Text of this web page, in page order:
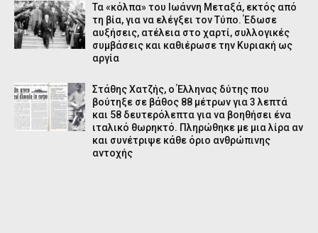
Τα «κόλπα» του Ιωάννη Μεταξά, εκτός από
τη βία, για να ελέγξει τον Τύπο. Έδωσε
αυξήσεις, ατέλεια στο χαρτί, συλλογικές
συμβάσεις και καθιέρωσε την Κυριακή ως
αργία
Στάθης Χατζής, ο Έλληνας δύτης που
βούτηξε σε βάθος 88 μέτρων για 3 λεπτά
και 58 δευτερόλεπτα για να βοηθήσει ένα
ιταλικό θωρηκτό. Πληρώθηκε με μια λίρα αν
και συνέτριψε κάθε όριο ανθρώπινης
αντοχής